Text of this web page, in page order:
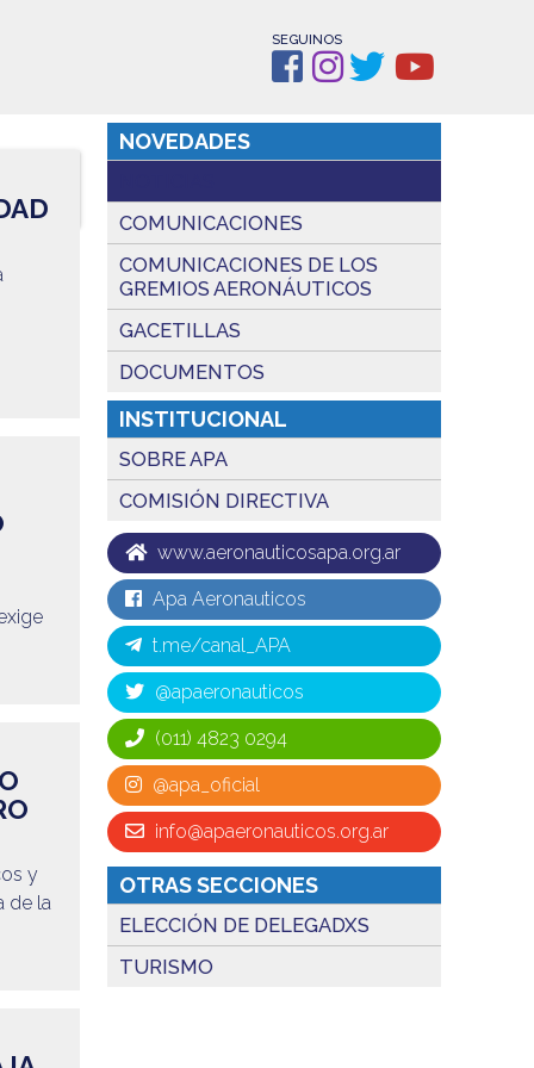
SEGUINOS
y
de la
NOVEDADES
COMUNICACIONES
COMUNICACIONES DE LOS
GREMIOS AERONÁUTICOS
GACETILLAS
DOCUMENTOS
INSTITUCIONAL
SOBRE APA
COMISIÓN DIRECTIVA
www.aeronauticosapa.org.ar
Apa Aeronauticos
t.me/canal_APA
@apaeronauticos
(011) 4823 0294
@apa_oficial
info@apaeronauticos.org.ar
OTRAS SECCIONES
ELECCIÓN DE DELEGADXS
TURISMO